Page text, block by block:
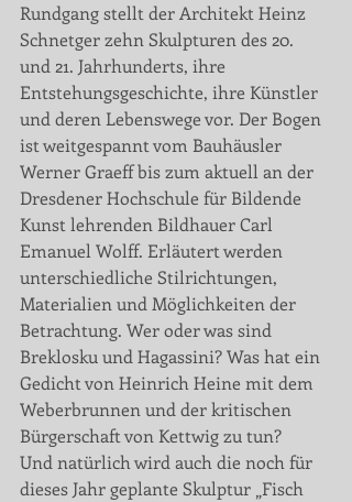
Rundgang stellt der Architekt Heinz
Schnetger zehn Skulpturen des 20.
und 21. Jahrhunderts, ihre
Entstehungsgeschichte, ihre Künstler
und deren Lebenswege vor. Der Bogen
ist weitgespannt vom Bauhäusler
Werner Graeff bis zum aktuell an der
Dresdener Hochschule für Bildende
Kunst lehrenden Bildhauer Carl
Emanuel Wolff. Erläutert werden
unterschiedliche Stilrichtungen,
Materialien und Möglichkeiten der
Betrachtung. Wer oder was sind
Breklosku und Hagassini? Was hat ein
Gedicht von Heinrich Heine mit dem
Weberbrunnen und der kritischen
Bürgerschaft von Kettwig zu tun?
Und natürlich wird auch die noch für
dieses Jahr geplante Skulptur „Fisch